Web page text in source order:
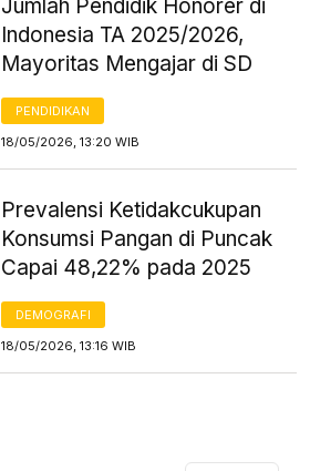
Jumlah Pendidik Honorer di
Indonesia TA 2025/2026,
Mayoritas Mengajar di SD
PENDIDIKAN
18/05/2026, 13:20 WIB
Prevalensi Ketidakcukupan
Konsumsi Pangan di Puncak
Capai 48,22% pada 2025
DEMOGRAFI
18/05/2026, 13:16 WIB